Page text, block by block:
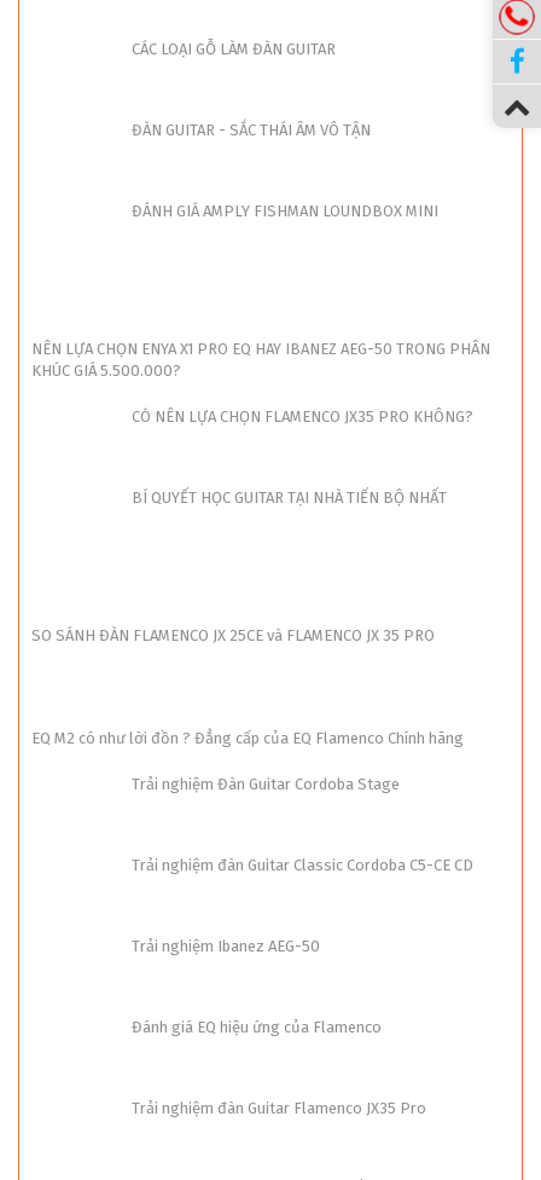
CÁC LOẠI GỖ LÀM ĐÀN GUITAR
ĐÀN GUITAR - SẮC THÁI ÂM VÔ TẬN
ĐÁNH GIÁ AMPLY FISHMAN LOUNDBOX MINI
NÊN LỰA CHỌN ENYA X1 PRO EQ HAY IBANEZ AEG-50 TRONG PHÂN
KHÚC GIÁ 5.500.000?
CÓ NÊN LỰA CHỌN FLAMENCO JX35 PRO KHÔNG?
BÍ QUYẾT HỌC GUITAR TẠI NHÀ TIẾN BỘ NHẤT
SO SÁNH ĐÀN FLAMENCO JX 25CE và FLAMENCO JX 35 PRO
EQ M2 có như lời đồn ? Đẳng cấp của EQ Flamenco Chính hãng
Trải nghiệm Đàn Guitar Cordoba Stage
Trải nghiệm đàn Guitar Classic Cordoba C5-CE CD
Trải nghiệm Ibanez AEG-50
Đánh giá EQ hiệu ứng của Flamenco
Trải nghiệm đàn Guitar Flamenco JX35 Pro